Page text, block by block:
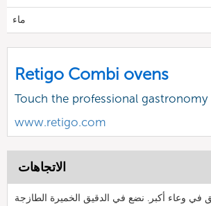
ماء
Retigo Combi ovens
Touch the professional gastronomy
www.retigo.com
الاتجاهات
في وعاء أكبر. نضع في الدقيق الخميرة الطازجة